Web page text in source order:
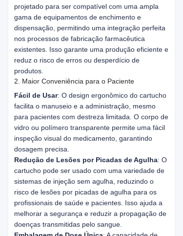
projetado para ser compatível com uma ampla
gama de equipamentos de enchimento e
dispensação, permitindo uma integração perfeita
nos processos de fabricação farmacêutica
existentes. Isso garante uma produção eficiente e
reduz o risco de erros ou desperdício de
produtos.
2. Maior Conveniência para o Paciente
Fácil de Usar: O design ergonômico do cartucho
facilita o manuseio e a administração, mesmo
para pacientes com destreza limitada. O corpo de
vidro ou polímero transparente permite uma fácil
inspeção visual do medicamento, garantindo
dosagem precisa.
Redução de Lesões por Picadas de Agulha: O
cartucho pode ser usado com uma variedade de
sistemas de injeção sem agulha, reduzindo o
risco de lesões por picadas de agulha para os
profissionais de saúde e pacientes. Isso ajuda a
melhorar a segurança e reduzir a propagação de
doenças transmitidas pelo sangue.